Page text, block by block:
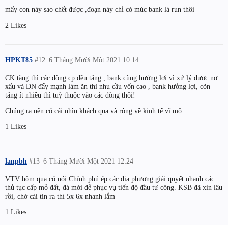
mấy con này sao chết được ,đoạn này chỉ có múc bank là run thôi
2 Likes
HPKT85 6 Tháng Mười Một 2021 10:14
#12
CK tăng thì các dòng cp đều tăng , bank cũng hưởng lợi vì xử lý được nợ
xấu và DN đẩy mạnh làm ăn thì nhu cầu vốn cao , bank hưởng lợi, cõn
tăng ít nhiều thì tuỳ thuộc vào các dòng thôi!
Chúng ra nên có cái nhìn khách qua và rộng về kinh tế vĩ mô
1 Likes
lanpbh 6 Tháng Mười Một 2021 12:24
#13
VTV hôm qua có nói Chính phủ ép các địa phương giải quyết nhanh các
thủ tục cấp mỏ đất, đá mới để phục vụ tiến độ đầu tư công. KSB đã xin lâu
rồi, chờ cái tin ra thì 5x 6x nhanh lắm
1 Likes